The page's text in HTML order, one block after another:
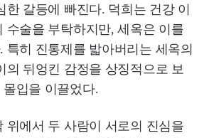
한 갈등에 빠진다. 덕희는 건강 이
수술을 부탁하지만, 세옥은 이를
특히 진통제를 밟아버리는 세옥의
의 뒤엉킨 감정을 상징적으로 보
입을 이끌었다.
위에서 두 사람이 서로의 진심을